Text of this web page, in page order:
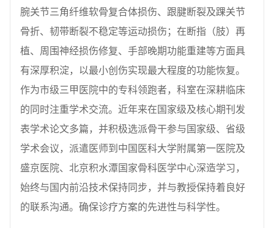
腕关节三角纤维软骨复合体损伤、跟腱断裂及踝关节
骨折、韧带断裂不稳定等运动损伤；在断指（肢）再
植、周围神经损伤修复、手部晚期功能重建等方面具
有深厚积淀，以最小创伤实现最大程度的功能恢复。
作为市级三甲医院中的专科领跑者，科室在深耕临床
的同时注重学术交流。近年来在国家级及核心期刊发
表学术论文多篇，并积极选派骨干参与国家级、省级
学术会议，派遣医师到中国医科大学附属第一医院及
盛京医院、北京积水潭国家骨科医学中心深造学习，
始终与国内前沿技术保持同步，并与教授保持着良好
的联系沟通。确保诊疗方案的先进性与科学性。